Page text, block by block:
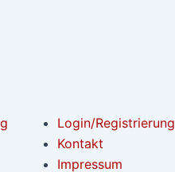
Login/Registrierung
Kontakt
Impressum